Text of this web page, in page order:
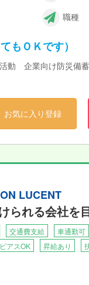
職種
もＯＫです）
動 企業向け防災備
お気に入り登録
LUCENT
られる会社を
交通費支給 車通勤可
ピアスOK 昇給あり